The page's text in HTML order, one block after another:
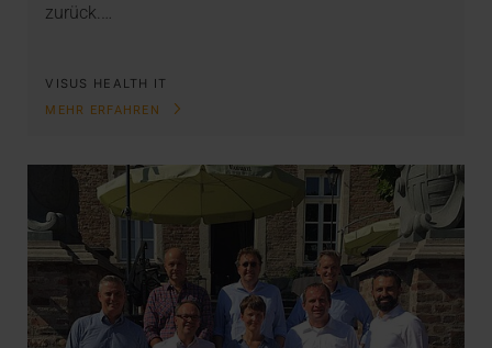
zurück.…
VISUS HEALTH IT
MEHR ERFAHREN